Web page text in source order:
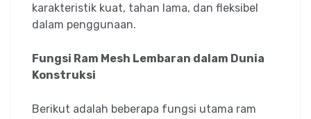
karakteristik kuat, tahan lama, dan fleksibel
dalam penggunaan.
Fungsi Ram Mesh Lembaran dalam Dunia
Konstruksi
Berikut adalah beberapa fungsi utama ram